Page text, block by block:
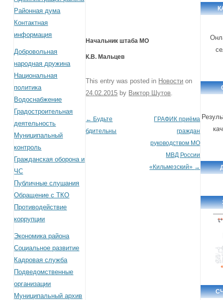
Районная дума
Контактная
информация
Добровольная
народная дружина
Национальная
политика
Водоснабжение
Градостроительная
деятельность
Муниципальный
контроль
Гражданская оборона и
ЧС
Публичные слушания
Обращение с ТКО
Противодействие
коррупции
Экономика района
Социальное развитие
Кадровая служба
Подведомственные
организации
Муниципальный архив
Начальник штаба МО
К.В. Мальцев
This entry was posted in Новости on
24.02.2015 by Виктор Шутов.
Post navigation
← Будьте
бдительны
ГРАФИК приёма
граждан
руководством МО
МВД России
«Кильмезский» →